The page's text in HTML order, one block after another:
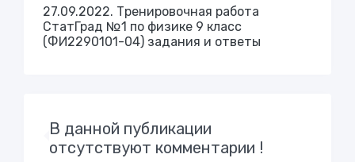
27.09.2022. Тренировочная работа
СтатГрад №1 по физике 9 класс
(ФИ2290101-04) задания и ответы
В данной публикации
отсутствуют комментарии !